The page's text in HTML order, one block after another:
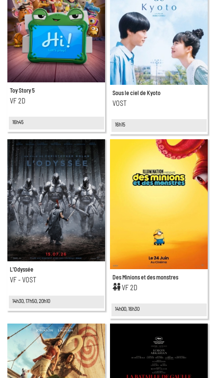
Toy Story 5
VF 2D
16h45
Sous le ciel de Kyoto
VOST
16h15
L'Odyssée
VF - VOST
14h30, 17h50, 20h10
Des Minions et des monstres
VF 2D
14h00, 16h30